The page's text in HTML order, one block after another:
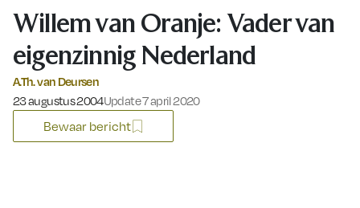
Willem van Oranje: Vader van
eigenzinnig Nederland
A.Th. van Deursen
Gepubliceerd op:
23 augustus 2004Update 7 april 2020
Bewaar bericht